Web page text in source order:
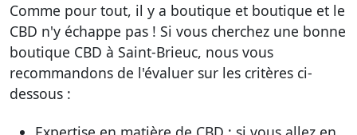
Comme pour tout, il y a boutique et boutique et le
CBD n'y échappe pas ! Si vous cherchez une bonne
boutique CBD à Saint-Brieuc, nous vous
recommandons de l'évaluer sur les critères ci-
dessous :